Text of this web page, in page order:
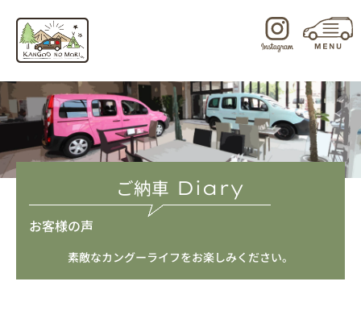
キ
ッ
プ
ご納車 Diary
お客様の声
素敵なカングーライフをお楽しみください。